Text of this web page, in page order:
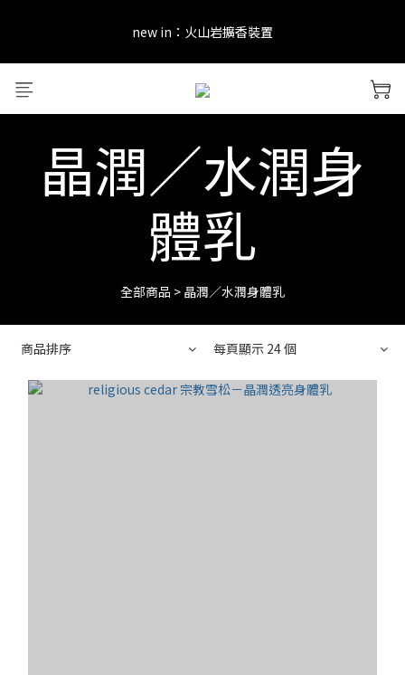
new in：火山岩擴香裝置
new in：火山岩擴香裝置
訂單完成後留下評價，可以獲得會員點數&購物金！     點擊 會員服
務 頁面了解更多福利！
＊ 新舊會員登錄享有$50元購物金與免運優惠 ＊           點擊 會員服
務 頁面了解更多福利！
new in：火山岩擴香裝置
晶潤／水潤身
體乳
全部商品 > 晶潤／水潤身體乳
商品排序 每頁顯示 24 個